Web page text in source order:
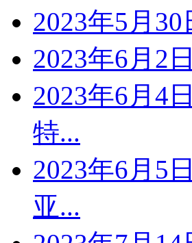
2023年5月
2023年6月2
2023年6月4
特...
2023年6月5
亚...